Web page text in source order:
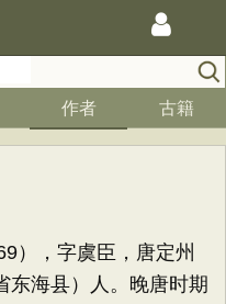
作者 古籍
），字虞臣，唐定州
东海县）人。晚唐时期